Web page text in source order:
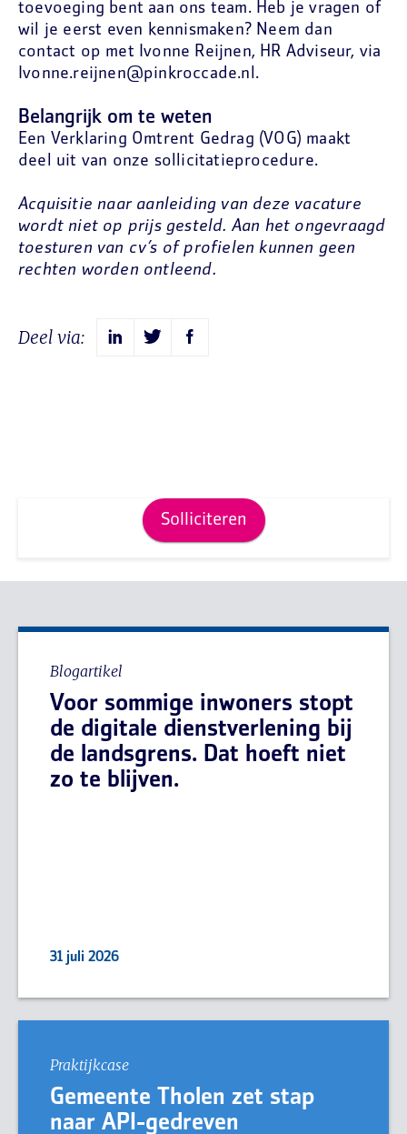
toevoeging bent aan ons team. Heb je vragen of
wil je eerst even kennismaken? Neem dan
contact op met Ivonne Reijnen, HR Adviseur, via
Ivonne.reijnen@pinkroccade.nl.
Belangrijk om te weten
Een Verklaring Omtrent Gedrag (VOG) maakt
deel uit van onze sollicitatieprocedure.
Acquisitie naar aanleiding van deze vacature
wordt niet op prijs gesteld. Aan het ongevraagd
toesturen van cv’s of profielen kunnen geen
rechten worden ontleend.
Deel via:
Solliciteren
Blogartikel
Voor sommige inwoners stopt
de digitale dienstverlening bij
de landsgrens. Dat hoeft niet
zo te blijven.
31 juli 2026
Praktijkcase
Gemeente Tholen zet stap
naar API-gedreven